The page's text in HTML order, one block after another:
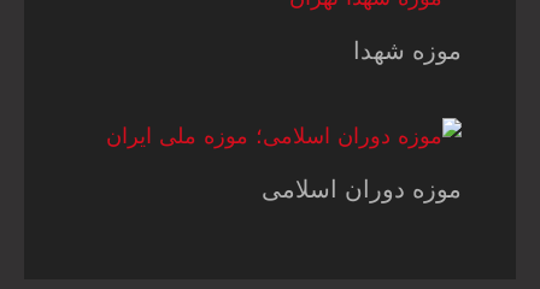
موزه شهدا
موزه دوران اسلامی